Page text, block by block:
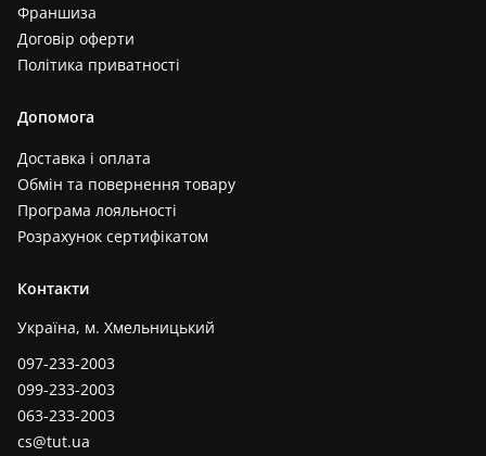
Франшиза
Договір оферти
Політика приватності
Допомога
Доставка і оплата
Обмін та повернення товару
Програма лояльності
Розрахунок сертифікатом
Контакти
Україна, м. Хмельницький
097-233-2003
099-233-2003
063-233-2003
cs@tut.ua